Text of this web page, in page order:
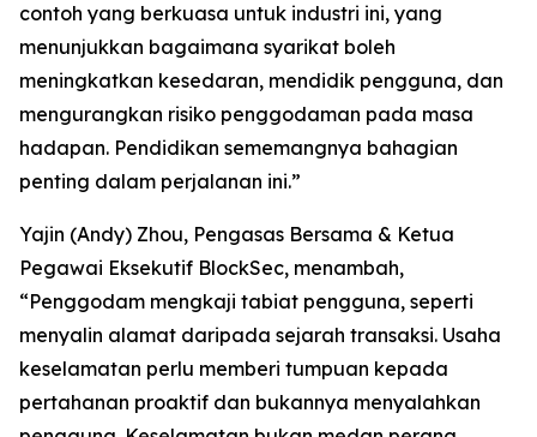
contoh yang berkuasa untuk industri ini, yang
menunjukkan bagaimana syarikat boleh
meningkatkan kesedaran, mendidik pengguna, dan
mengurangkan risiko penggodaman pada masa
hadapan. Pendidikan sememangnya bahagian
penting dalam perjalanan ini.”
Yajin (Andy) Zhou, Pengasas Bersama & Ketua
Pegawai Eksekutif BlockSec, menambah,
“Penggodam mengkaji tabiat pengguna, seperti
menyalin alamat daripada sejarah transaksi. Usaha
keselamatan perlu memberi tumpuan kepada
pertahanan proaktif dan bukannya menyalahkan